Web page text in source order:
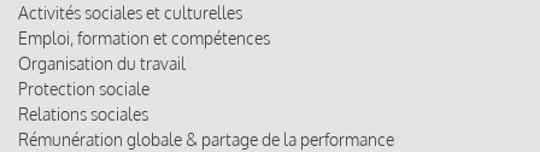
Activités sociales et culturelles
Emploi, formation et compétences
Organisation du travail
Protection sociale
Relations sociales
Rémunération globale & partage de la performance